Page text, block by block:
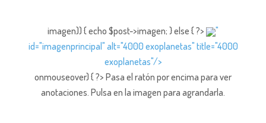
imagen)) { echo $post->imagen; } else { ?>
"
id="imagenprincipal" alt="4000 exoplanetas" title="4000
exoplanetas"/>
onmouseover) { ?> Pasa el ratón por encima para ver
anotaciones. Pulsa en la imagen para agrandarla.